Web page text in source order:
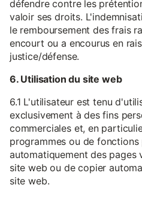
défendre contre les
valoir ses droits.
le remboursement des frais
encourt ou a encourus en
justice/défense.
6. Utilisation du site web
6.1 L'utilisateur est tenu
exclusivement à des fins
commerciales et, en
programmes ou de
automatiquement des pages
site web ou de copier
site web.